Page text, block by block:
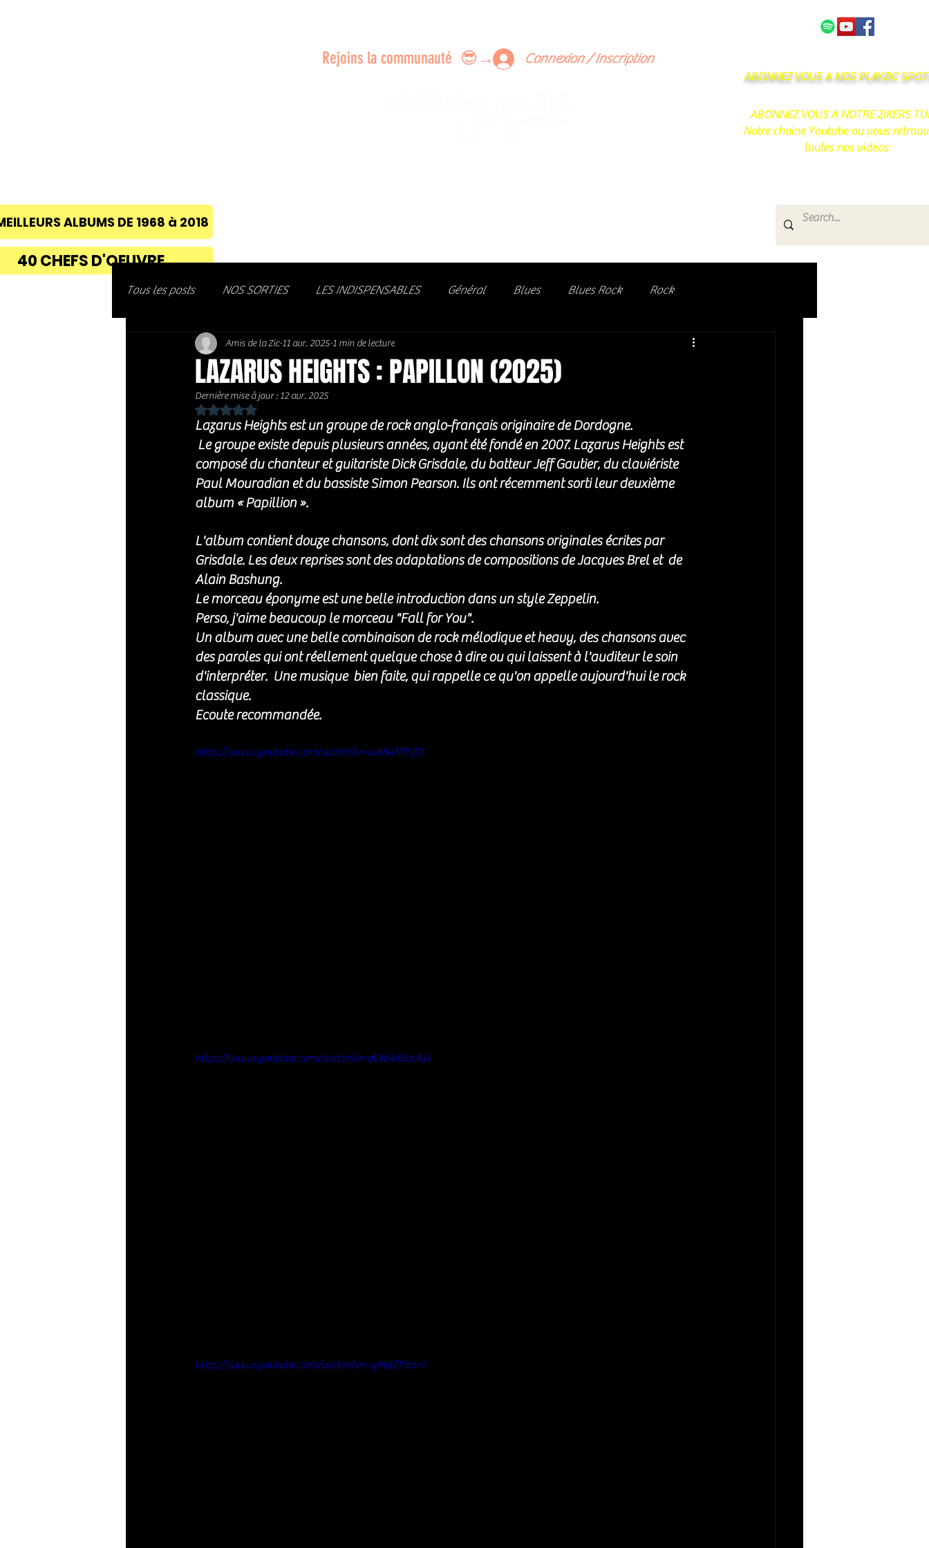
Connexion / Inscription
ABONNEZ VOUS A NOS PLAYZIC
ABONNEZ VOUS A NOTRE ZIKERS
Notre chaine Youtube ou vous
toutes nos videos
ALBUMS DE 1968 à 2018
Découvrez des artistes, vibrez aux concerts et rejoignez une communauté de passionnés !
Rejoins la communauté 😎→
40 CHEFS D'OEUVRE
Tous les posts NOS SORTIES LES INDISPENSABLES Général Blues Blues Rock Rock
Soft Rock / Folk Jazz Soul / Funk / Rhythm Blues
Country / Americana
LAZARUS HEIGHTS : PAPILLON (2025)
Amis de la Zic 11 avr. 2025 1 min de lecture
Dernière mise à jour :12 avr. 2025
Noté NaN étoiles sur 5.
Lazarus Heights est un groupe de rock anglo-français originaire de Dordogne.
composé du chanteur et guitariste Dick Grisdale, du batteur Jeff Gautier, du claviériste
Paul Mouradian et du bassiste Simon Pearson. Ils ont récemment sorti leur deuxième
album « Papillion ».
L'album contient douze chansons, dont dix sont des chansons originales écrites par
Grisdale. Les deux reprises sont des adaptations de compositions de Jacques Brel et  de
Alain Bashung.
Le morceau éponyme est une belle introduction dans un style Zeppelin.
Perso, j'aime beaucoup le morceau "Fall for You".
Un album avec une belle combinaison de rock mélodique et heavy, des chansons avec
des paroles qui ont réellement quelque chose à dire ou qui laissent à l'auditeur le soin
d'interpréter.  Une musique  bien faite, qui rappelle ce qu'on appelle aujourd'hui le rock
classique.
Ecoute recommandée.
https://www.youtube.com/watch?v=IvK8RMfhjt0
https://www.youtube.com/watch?v=qEWRdBocAj4
https://www.youtube.com/watch?v=-y9bfZPoanI